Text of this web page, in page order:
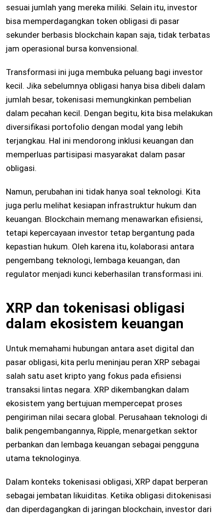
sesuai jumlah yang mereka miliki. Selain itu, investor
bisa memperdagangkan token obligasi di pasar
sekunder berbasis blockchain kapan saja, tidak terbatas
jam operasional bursa konvensional.
Transformasi ini juga membuka peluang bagi investor
kecil. Jika sebelumnya obligasi hanya bisa dibeli dalam
jumlah besar, tokenisasi memungkinkan pembelian
dalam pecahan kecil. Dengan begitu, kita bisa melakukan
diversifikasi portofolio dengan modal yang lebih
terjangkau. Hal ini mendorong inklusi keuangan dan
memperluas partisipasi masyarakat dalam pasar
obligasi.
Namun, perubahan ini tidak hanya soal teknologi. Kita
juga perlu melihat kesiapan infrastruktur hukum dan
keuangan. Blockchain memang menawarkan efisiensi,
tetapi kepercayaan investor tetap bergantung pada
kepastian hukum. Oleh karena itu, kolaborasi antara
pengembang teknologi, lembaga keuangan, dan
regulator menjadi kunci keberhasilan transformasi ini.
XRP dan tokenisasi obligasi
dalam ekosistem keuangan
Untuk memahami hubungan antara aset digital dan
pasar obligasi, kita perlu meninjau peran XRP sebagai
salah satu aset kripto yang fokus pada efisiensi
transaksi lintas negara. XRP dikembangkan dalam
ekosistem yang bertujuan mempercepat proses
pengiriman nilai secara global. Perusahaan teknologi di
balik pengembangannya, Ripple, menargetkan sektor
perbankan dan lembaga keuangan sebagai pengguna
utama teknologinya.
Dalam konteks tokenisasi obligasi, XRP dapat berperan
sebagai jembatan likuiditas. Ketika obligasi ditokenisasi
dan diperdagangkan di jaringan blockchain, investor dari